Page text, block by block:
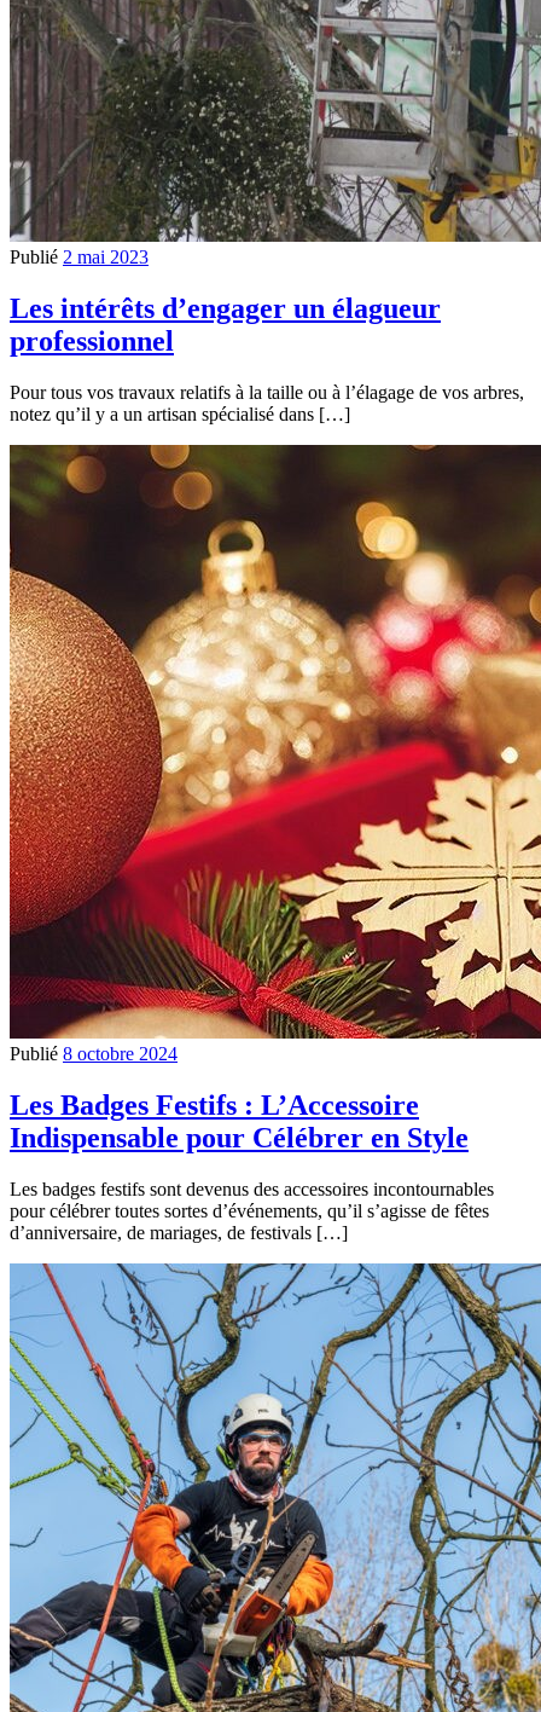
Publié 2 mai 2023
Les intérêts d’engager un élagueur
professionnel
Pour tous vos travaux relatifs à la taille ou à l’élagage de vos arbres,
notez qu’il y a un artisan spécialisé dans […]
Publié 8 octobre 2024
Les Badges Festifs : L’Accessoire
Indispensable pour Célébrer en Style
Les badges festifs sont devenus des accessoires incontournables
pour célébrer toutes sortes d’événements, qu’il s’agisse de fêtes
d’anniversaire, de mariages, de festivals […]